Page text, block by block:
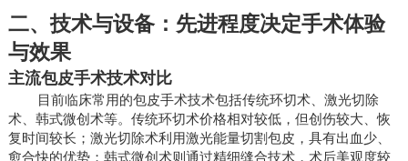
二、技术与设备：先进程度决定手术体验
与效果
主流包皮手术技术对比
目前临床常用的包皮手术技术包括传统环切术、激光切除
术、韩式微创术等。传统环切术价格相对较低，但创伤较大、恢
复时间较长；激光切除术利用激光能量切割包皮，具有出血少、
愈合快的优势；韩式微创术则通过精细缝合技术，术后美观度较